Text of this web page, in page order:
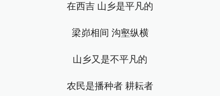
在西吉 山乡是平凡的
梁峁相间 沟壑纵横
山乡又是不平凡的
农民是播种者 耕耘者